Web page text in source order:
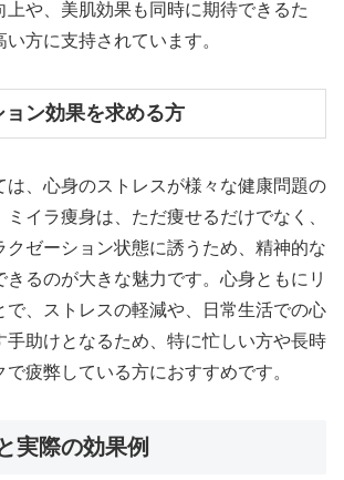
上や、美肌効果も同時に期待できるた
方に支持されています。
ョン効果を求める方
は、心身のストレスが様々な健康問題の
ミイラ痩身は、ただ痩せるだけでなく、
クゼーション状態に誘うため、精神的な
きるのが大きな魅力です。心身ともにリ
で、ストレスの軽減や、日常生活での心
手助けとなるため、特に忙しい方や長時
疲弊している方におすすめです。
実際の効果例